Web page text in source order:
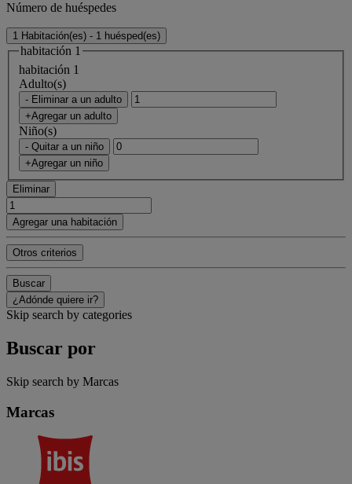
Número de huéspedes
1 Habitación(es) - 1 huésped(es)
habitación 1
habitación 1
Adulto(s)
- Eliminar a un adulto
+Agregar un adulto
Niño(s)
- Quitar a un niño
+Agregar un niño
Eliminar
Agregar una habitación
Otros criterios
Buscar
¿Adónde quiere ir?
Skip search by categories
Buscar por
Skip search by Marcas
Marcas